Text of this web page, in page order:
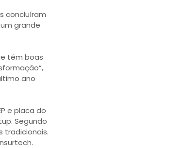
concluíram
grande
têm boas
ano
e placa do
Segundo
tradicionais.